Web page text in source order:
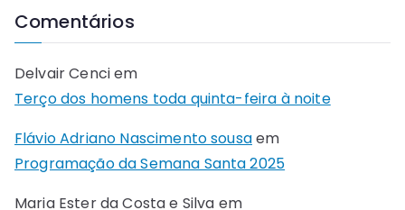
Comentários
Delvair Cenciem
Terço dos homens toda quinta-feira à noite
Flávio Adriano Nascimento sousaem
Programação da Semana Santa 2025
Maria Ester da Costa e Silva em